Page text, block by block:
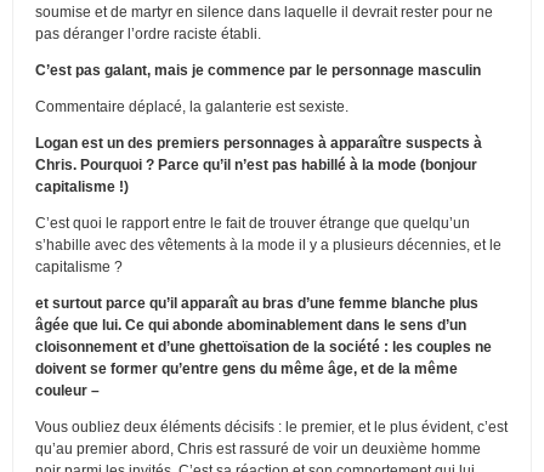
soumise et de martyr en silence dans laquelle il devrait rester pour ne
pas déranger l’ordre raciste établi.
C’est pas galant, mais je commence par le personnage masculin
Commentaire déplacé, la galanterie est sexiste.
Logan est un des premiers personnages à apparaître suspects à
Chris. Pourquoi ? Parce qu’il n’est pas habillé à la mode (bonjour
capitalisme !)
C’est quoi le rapport entre le fait de trouver étrange que quelqu’un
s’habille avec des vêtements à la mode il y a plusieurs décennies, et le
capitalisme ?
et surtout parce qu’il apparaît au bras d’une femme blanche plus
âgée que lui. Ce qui abonde abominablement dans le sens d’un
cloisonnement et d’une ghettoïsation de la société : les couples ne
doivent se former qu’entre gens du même âge, et de la même
couleur –
Vous oubliez deux éléments décisifs : le premier, et le plus évident, c’est
qu’au premier abord, Chris est rassuré de voir un deuxième homme